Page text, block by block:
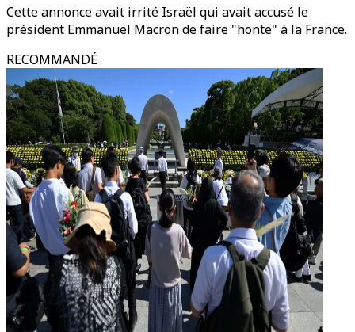
Cette annonce avait irrité Israël qui avait accusé le
président Emmanuel Macron de faire "honte" à la France.
RECOMMANDÉ